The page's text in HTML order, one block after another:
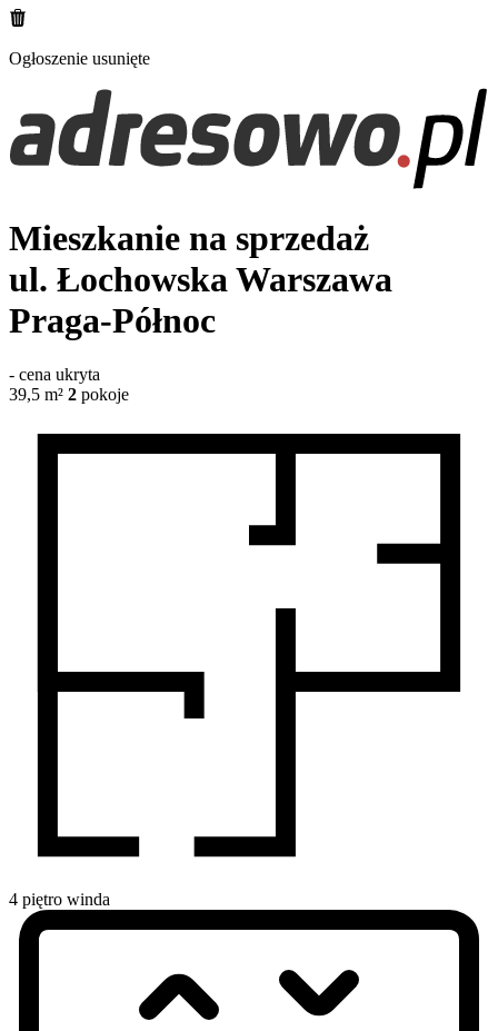
Ogłoszenie usunięte
Mieszkanie na sprzedaż
ul. Łochowska Warszawa
Praga-Północ
- cena ukryta
39,5 m² 2 pokoje
4 piętro winda